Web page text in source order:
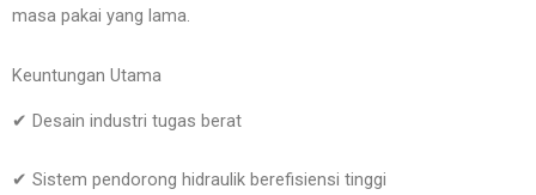
masa pakai yang lama.
Keuntungan Utama
✔ Desain industri tugas berat
✔ Sistem pendorong hidraulik berefisiensi tinggi